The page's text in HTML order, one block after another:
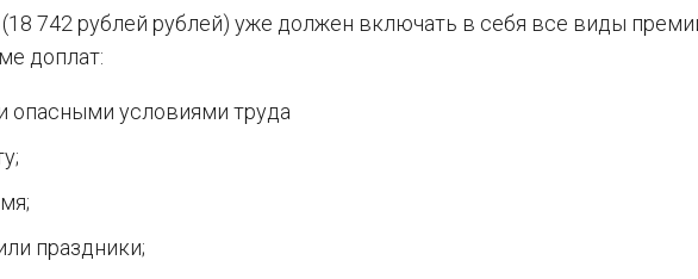
742 рублей рублей) уже должен включать в себя все виды
доплат:
опасными условиями труда
праздники;